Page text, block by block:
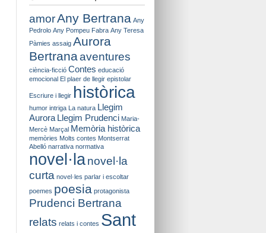
amorAny Bertrana Any
Pedrolo Any Pompeu Fabra Any Teresa
Pàmies assaig Aurora
Bertranaaventures
ciència-ficció Contes educació
emocional El plaer de llegir epistolar
Escriure i llegir històrica
humor intriga La natura Llegim
Aurora Llegim Prudenci Maria-
Mercè Marçal Memòria històrica
memòries Molts contes Montserrat
Abelló narrativa normativa
novel·la novel·la
curta novel·les parlar i escoltar
poemes poesia protagonista
Prudenci Bertrana
relats relats i contes Sant